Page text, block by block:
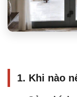
1. Khi nào